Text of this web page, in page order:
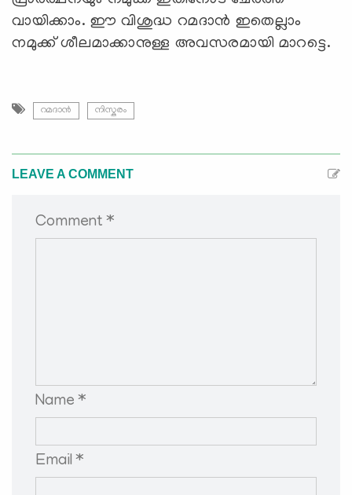
വായിക്കാം. ഈ വിശുദ്ധ റമദാന്‍ ഇതെല്ലാം
നമുക്ക് ശീലമാക്കാനുള്ള അവസരമായി മാറട്ടെ.
റമദാന്‍ നിസ്കരം
LEAVE A COMMENT
Comment *
Name *
Email *